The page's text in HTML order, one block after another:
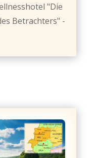
"Die
Betrachters" -